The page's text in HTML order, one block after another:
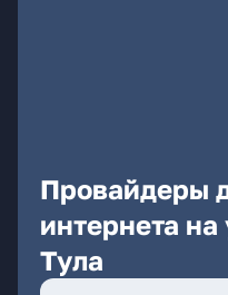
Провайдеры
интернета
Тула